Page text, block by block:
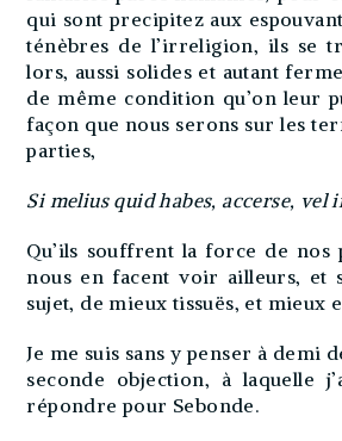
qui sont precipitez aux
ténèbres de l’irreligion, ils se
lors, aussi solides et autant
de même condition qu’on leur
façon que nous serons sur les
parties,
Si melius quid habes, accerse, vel
Qu’ils souffrent la force de nos
nous en facent voir ailleurs, et
sujet, de mieux tissuës, et mieux
Je me suis sans y penser à demi
seconde objection, à laquelle
répondre pour Sebonde.